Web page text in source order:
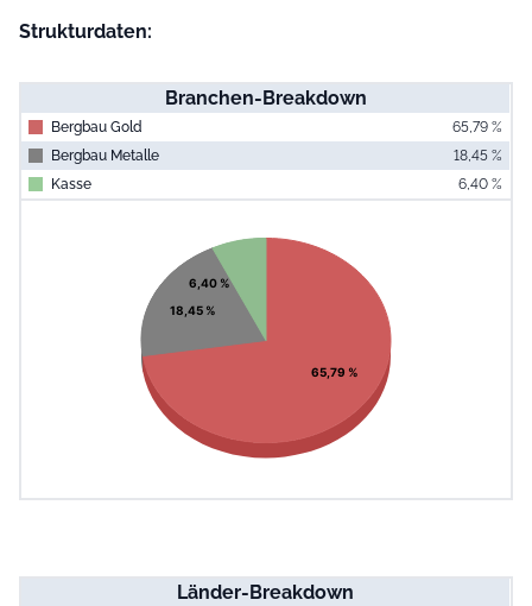
Strukturdaten:
Branchen-Breakdown
Bergbau Gold
65,79 %
Bergbau Metalle
18,45 %
Kasse
6,40 %
Pie chart with 3 slices.
View as data table, Chart
65,79 %
18,45 %
6,40 %
Länder-Breakdown